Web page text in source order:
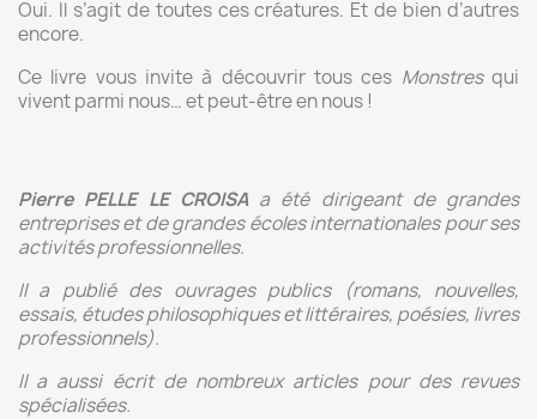
Oui. Il s’agit de toutes ces créatures. Et de bien d’autres
encore.
Ce livre vous invite à découvrir tous ces Monstresqui
vivent parmi nous… et peut-être en nous !
Pierre PELLE LE CROISAa été dirigeant de grandes
entreprises et de grandes écoles internationales pour ses
activités professionnelles.
Il a publié des ouvrages publics (romans, nouvelles,
essais, études philosophiques et littéraires, poésies, livres
professionnels).
Il a aussi écrit de nombreux articles pour des revues
spécialisées.